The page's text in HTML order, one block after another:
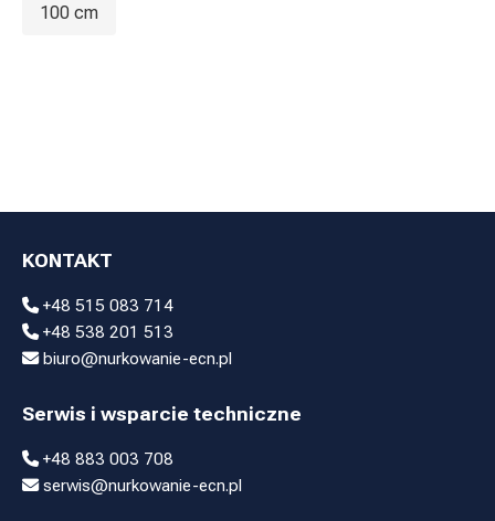
100 cm
KONTAKT
+48 515 083 714
+48 538 201 513
biuro@nurkowanie-ecn.pl
Serwis i wsparcie techniczne
+48 883 003 708
serwis@nurkowanie-ecn.pl